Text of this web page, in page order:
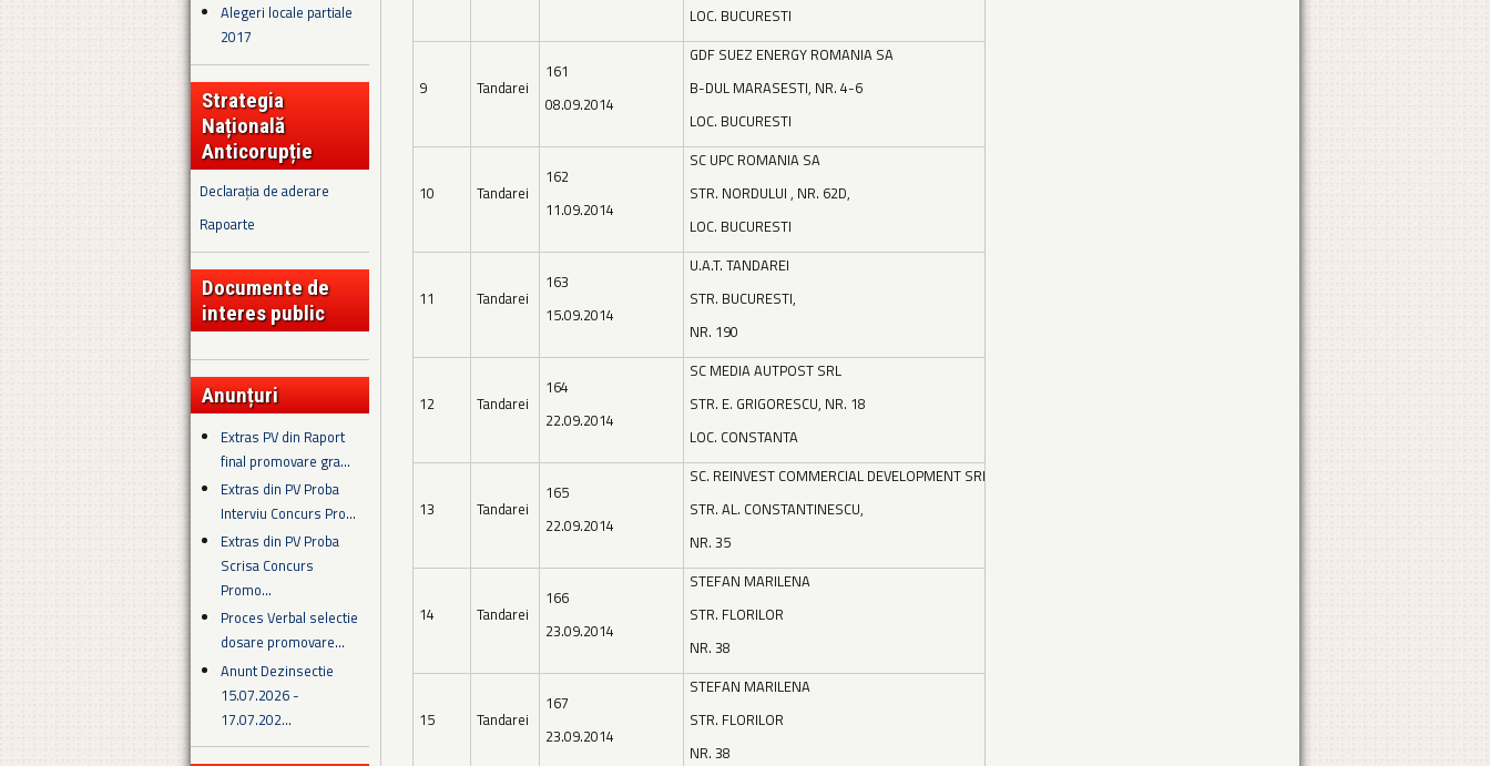
Alegeri locale partiale
2017
Strategia
Națională
Anticorupție
Declarația de aderare
Rapoarte
Documente de
interes public
Anunțuri
Extras PV din Raport
final promovare gra...
Extras din PV Proba
Interviu Concurs Pro...
Extras din PV Proba
Scrisa Concurs
Promo...
Proces Verbal selectie
dosare promovare...
Anunt Dezinsectie
15.07.2026 -
17.07.202...
LOC. BUCURESTI
9 Tandarei
161
08.09.2014
GDF SUEZ ENERGY ROMANIA SA
B-DUL MARASESTI, NR. 4-6
LOC. BUCURESTI
10 Tandarei
162
11.09.2014
SC UPC ROMANIA SA
STR. NORDULUI , NR. 62D,
LOC. BUCURESTI
11 Tandarei
163
15.09.2014
U.A.T. TANDAREI
STR. BUCURESTI,
NR. 190
12 Tandarei
164
22.09.2014
SC MEDIA AUTPOST SRL
STR. E. GRIGORESCU, NR. 18
LOC. CONSTANTA
13 Tandarei
165
22.09.2014
SC. REINVEST COMMERCIAL DEVELOPMENT SRL
STR. AL. CONSTANTINESCU,
NR. 35
14 Tandarei
166
23.09.2014
STEFAN MARILENA
STR. FLORILOR
NR. 38
15 Tandarei
167
23.09.2014
STEFAN MARILENA
STR. FLORILOR
NR. 38